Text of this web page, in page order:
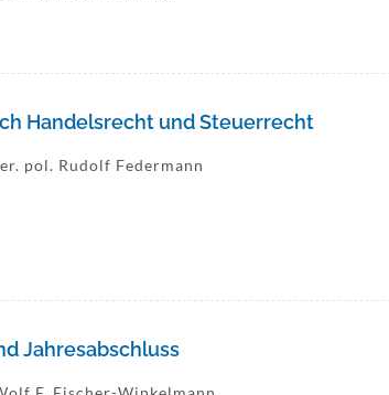
Handelsrecht und Steuerrecht
pol. Rudolf Federmann
Jahresabschluss